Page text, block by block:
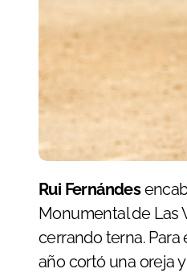
Rui Fernándes
Monumental de Las
cerrando terna.
año cortó una oreja